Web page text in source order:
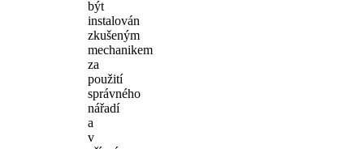
být
instalován
zkušeným
mechanikem
za
použití
správného
nářadí
a
v